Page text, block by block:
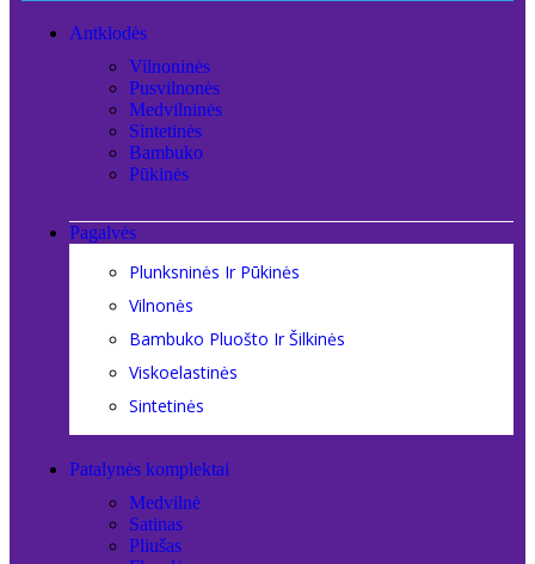
Antklodės
Vilnoninės
Pusvilnonės
Medvilninės
Sintetinės
Bambuko
Pūkinės
Pagalvės
Plunksninės Ir Pūkinės
Vilnonės
Bambuko Pluošto Ir Šilkinės
Viskoelastinės
Sintetinės
Patalynės komplektai
Medvilnė
Satinas
Pliušas